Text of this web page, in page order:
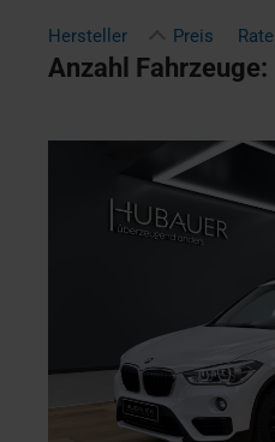
Hersteller Preis Rate
Anzahl Fahrzeuge: